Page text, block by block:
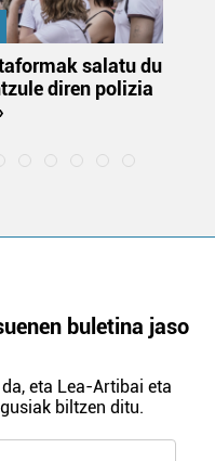
salatu du
diren polizia
buletina jaso
eta Lea-Artibai eta
biltzen ditu.